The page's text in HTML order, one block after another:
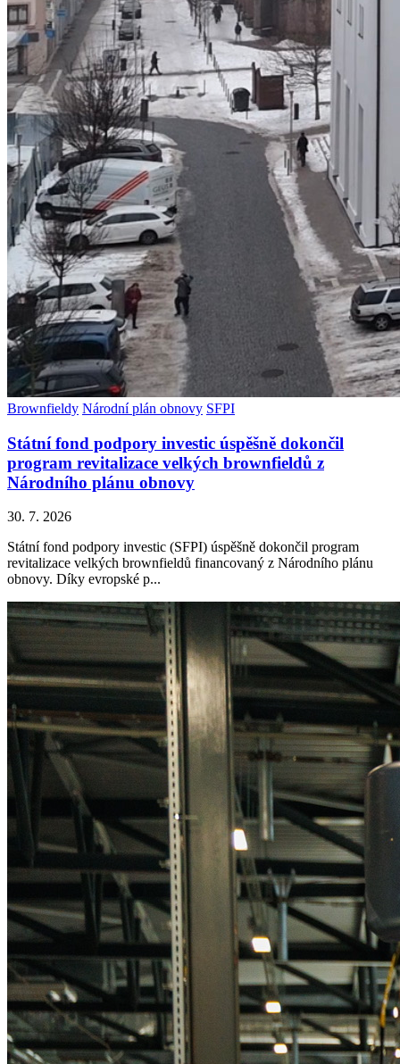
Brownfieldy Národní plán obnovy SFPI
Státní fond podpory investic úspěšně dokončil
program revitalizace velkých brownfieldů z
Národního plánu obnovy
30. 7. 2026
Státní fond podpory investic (SFPI) úspěšně dokončil program
revitalizace velkých brownfieldů financovaný z Národního plánu
obnovy. Díky evropské p...